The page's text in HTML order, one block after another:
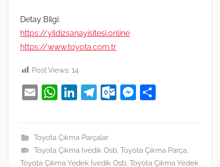
Detay Bilgi:
https://yildizsanayisitesi.online
https://www.toyota.com.tr
Post Views: 14
E
l
W
s
A
Li
e
dI
T
gr
a
O
k.
M
n
Toyota Çıkma Parçalar
Toyota Çıkma İvedik Osb, Toyota Çıkma Parça,
Toyota Çıkma Yedek İvedik Osb, Toyota Çıkma Yedek